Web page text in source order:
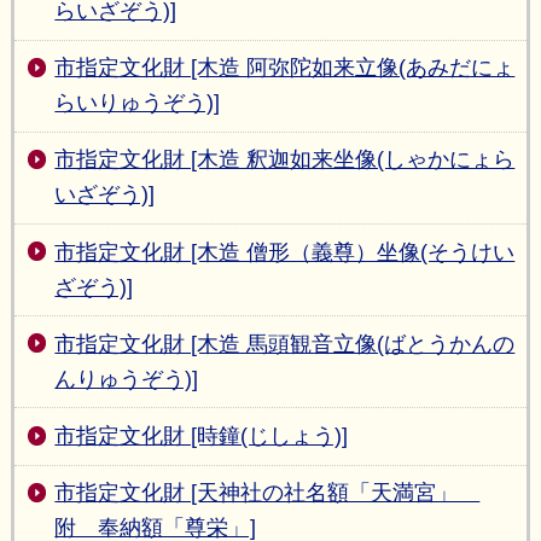
らいざぞう)]
市指定文化財 [木造 阿弥陀如来立像(あみだにょ
らいりゅうぞう)]
市指定文化財 [木造 釈迦如来坐像(しゃかにょら
いざぞう)]
市指定文化財 [木造 僧形（義尊）坐像(そうけい
ざぞう)]
市指定文化財 [木造 馬頭観音立像(ばとうかんの
んりゅうぞう)]
市指定文化財 [時鐘(じしょう)]
市指定文化財 [天神社の社名額「天満宮」
附 奉納額「尊栄」]